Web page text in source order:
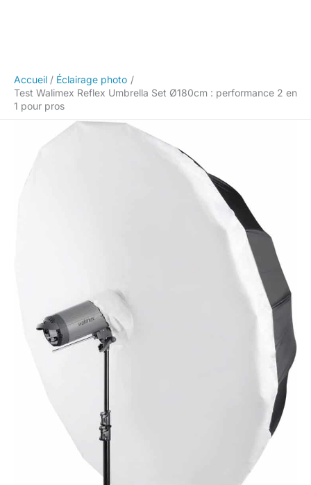
Accueil
Éclairage photo
Test Walimex Reflex Umbrella Set Ø180cm : performance 2 en
1 pour pros